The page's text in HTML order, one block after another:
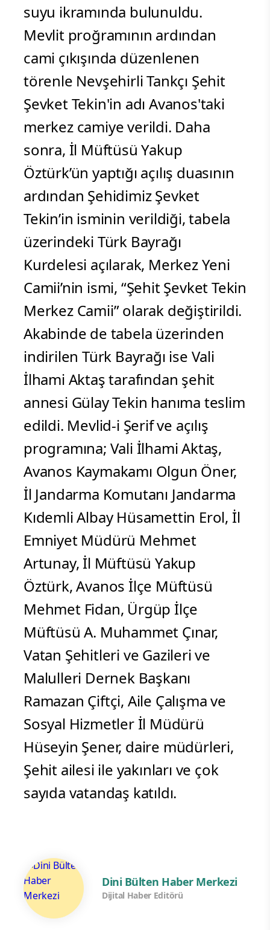
suyu ikramında bulunuldu.
Mevlit proğramının ardından
cami çıkışında düzenlenen
törenle Nevşehirli Tankçı Şehit
Şevket Tekin'in adı Avanos'taki
merkez camiye verildi. Daha
sonra, İl Müftüsü Yakup
Öztürk’ün yaptığı açılış duasının
ardından Şehidimiz Şevket
Tekin’in isminin verildiği, tabela
üzerindeki Türk Bayrağı
Kurdelesi açılarak, Merkez Yeni
Camii’nin ismi, “Şehit Şevket Tekin
Merkez Camii” olarak değiştirildi.
Akabinde de tabela üzerinden
indirilen Türk Bayrağı ise Vali
İlhami Aktaş tarafından şehit
annesi Gülay Tekin hanıma teslim
edildi. Mevlid-i Şerif ve açılış
programına; Vali İlhami Aktaş,
Avanos Kaymakamı Olgun Öner,
İl Jandarma Komutanı Jandarma
Kıdemli Albay Hüsamettin Erol, İl
Emniyet Müdürü Mehmet
Artunay, İl Müftüsü Yakup
Öztürk, Avanos İlçe Müftüsü
Mehmet Fidan, Ürgüp İlçe
Müftüsü A. Muhammet Çınar,
Vatan Şehitleri ve Gazileri ve
Malulleri Dernek Başkanı
Ramazan Çiftçi, Aile Çalışma ve
Sosyal Hizmetler İl Müdürü
Hüseyin Şener, daire müdürleri,
Şehit ailesi ile yakınları ve çok
sayıda vatandaş katıldı.
Dini Bülten Haber Merkezi
Dijital Haber Editörü